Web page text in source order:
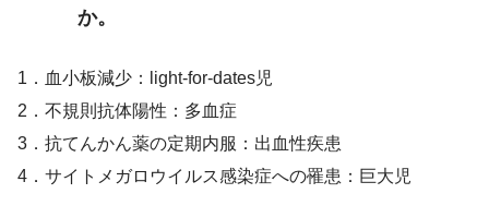
か。
1．血小板減少：light-for-dates児
2．不規則抗体陽性：多血症
3．抗てんかん薬の定期内服：出血性疾患
4．サイトメガロウイルス感染症への罹患：巨大児